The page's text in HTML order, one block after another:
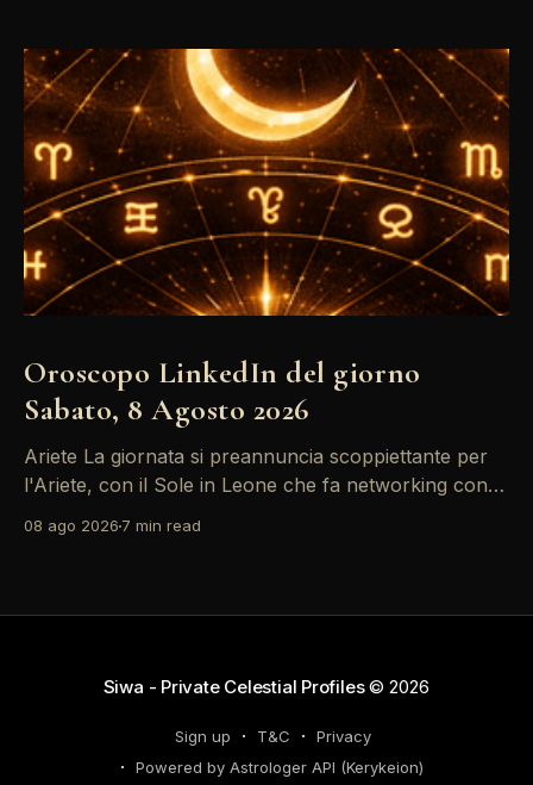
Oroscopo LinkedIn del giorno
Sabato, 8 Agosto 2026
Ariete La giornata si preannuncia scoppiettante per
l'Ariete, con il Sole in Leone che fa networking con la
d'oro per postare un aggiornamento che incapsuli la
08 ago 2026 7 min read
Siwa - Private Celestial Profiles© 2026
Sign up T&C
Privacy
Powered by Astrologer API (Kerykeion)